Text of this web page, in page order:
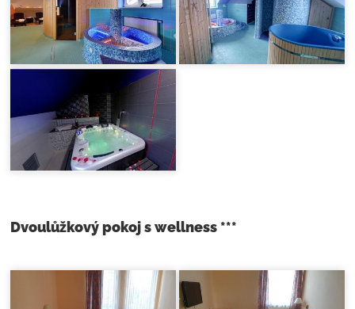
Dvoulůžkový pokoj s wellness ***